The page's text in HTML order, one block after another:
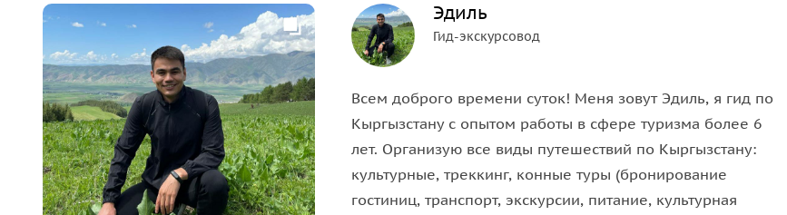
Эдиль
Гид-экскурсовод
Всем доброго времени суток! Меня зовут Эдиль, я гид по
Кыргызстану с опытом работы в сфере туризма более 6
лет. Организую все виды путешествий по Кыргызстану:
культурные, треккинг, конные туры (бронирование
гостиниц, транспорт, экскурсии, питание, культурная